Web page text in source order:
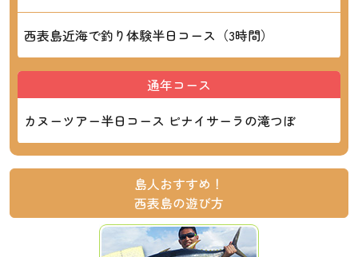
西表島近海で釣り体験半日コース（3時間）
通年コース
カヌーツアー半日コース ピナイサーラの滝つぼ
島人おすすめ！
西表島の遊び方